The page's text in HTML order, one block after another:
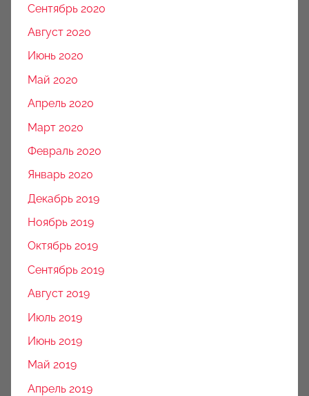
Сентябрь 2020
Август 2020
Июнь 2020
Май 2020
Апрель 2020
Март 2020
Февраль 2020
Январь 2020
Декабрь 2019
Ноябрь 2019
Октябрь 2019
Сентябрь 2019
Август 2019
Июль 2019
Июнь 2019
Май 2019
Апрель 2019